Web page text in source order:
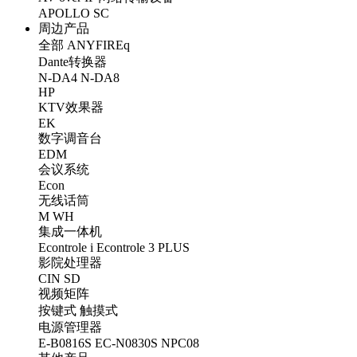
APOLLO SC
周边产品
全部 ANYFIREq
Dante转换器
N-DA4 N-DA8
HP
KTV效果器
EK
数字调音台
EDM
会议系统
Econ
无线话筒
M WH
集成一体机
Econtrole i Econtrole 3 PLUS
影院处理器
CIN SD
视频矩阵
按键式 触摸式
电源管理器
E-B0816S EC-N0830S NPC08